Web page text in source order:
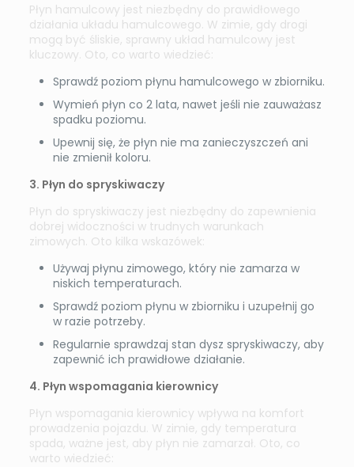
Płyn hamulcowy jest niezbędny do prawidłowego
działania układu hamulcowego. W zimie, gdy drogi
mogą być śliskie, sprawny układ hamulcowy jest
kluczowy. Oto, co warto wiedzieć:
Sprawdź poziom płynu hamulcowego w zbiorniku.
Wymień płyn co 2 lata, nawet jeśli nie zauważasz
spadku poziomu.
Upewnij się, że płyn nie ma zanieczyszczeń ani
nie zmienił koloru.
3. Płyn do spryskiwaczy
Płyn do spryskiwaczy jest niezbędny do zapewnienia
dobrej widoczności w trudnych warunkach
zimowych. Oto kilka wskazówek:
Używaj płynu zimowego, który nie zamarza w
niskich temperaturach.
Sprawdź poziom płynu w zbiorniku i uzupełnij go
w razie potrzeby.
Regularnie sprawdzaj stan dysz spryskiwaczy, aby
zapewnić ich prawidłowe działanie.
4. Płyn wspomagania kierownicy
Płyn wspomagania kierownicy wpływa na komfort
prowadzenia pojazdu. W zimie, gdy temperatura
spada, ważne jest, aby płyn nie zamarzał. Oto, co
warto wiedzieć: